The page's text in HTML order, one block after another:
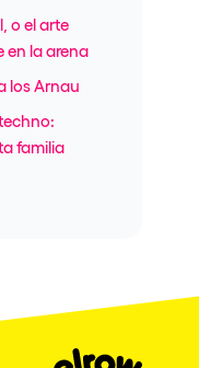
o el arte
en la arena
los Arnau
familia